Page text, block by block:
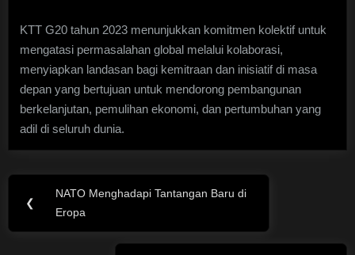
KTT G20 tahun 2023 menunjukkan komitmen kolektif untuk
mengatasi permasalahan global melalui kolaborasi,
menyiapkan landasan bagi kemitraan dan inisiatif di masa
depan yang bertujuan untuk mendorong pembangunan
berkelanjutan, pemulihan ekonomi, dan pertumbuhan yang
adil di seluruh dunia.
Post
navigation
❮
Previous
Post:
NATO Menghadapi Tantangan Baru di
Eropa